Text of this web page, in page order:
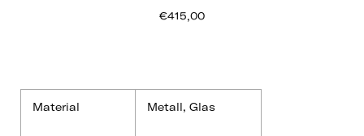
€415,00
Material Metall, Glas